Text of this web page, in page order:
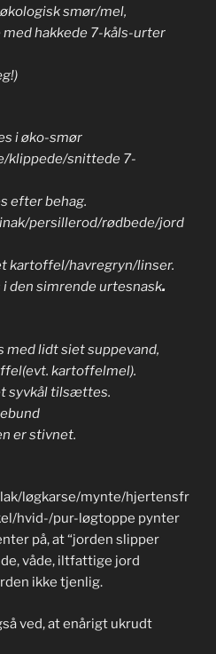
smør/mel,
hakkede 7-kåls-urter
i øko-smør
klippede/snittede 7-
efter behag.
persillerod/rødbede/jord
kartoffel/havregryn/linser.
den simrende urtesnask.
med lidt siet suppevand,
kartoffelmel).
syvkål tilsættes.
er stivnet.
løgkarse/mynte/hjertensfr
hvid-/pur-løgtoppe pynter
på, at “jorden slipper
våde, iltfattige jord
ikke tjenlig.
ved, at enårigt ukrudt